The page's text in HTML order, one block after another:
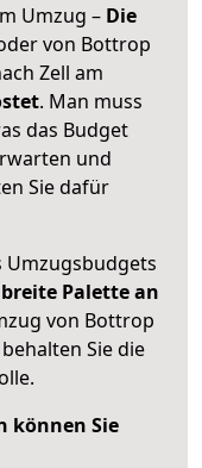
Umzug – Die
von Bottrop
Zell am
. Man muss
das Budget
und
Sie dafür
Umzugsbudgets
breite Palette an
von Bottrop
Sie die
können Sie